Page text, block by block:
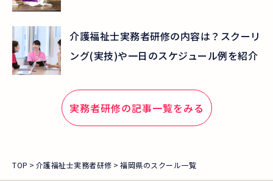
介護福祉士実務者研修の内容は？スクーリ
ング(実技)や一日のスケジュール例を紹介
実務者研修の記事一覧をみる
TOP 介護福祉士実務者研修 福岡県のスクール一覧